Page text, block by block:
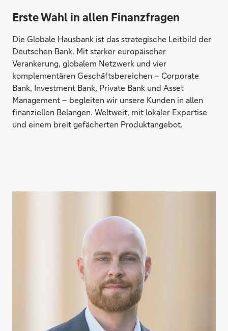
Erste Wahl in allen Finanzfragen
Die Globale Hausbank ist das strategische Leitbild der
Deutschen Bank. Mit starker europäischer
Verankerung, globalem Netzwerk und vier
komplementären Geschäftsbereichen – Corporate
Bank, Investment Bank, Private Bank und Asset
Management – begleiten wir unsere Kunden in allen
finanziellen Belangen. Weltweit, mit lokaler Expertise
und einem breit gefächerten Produktangebot.